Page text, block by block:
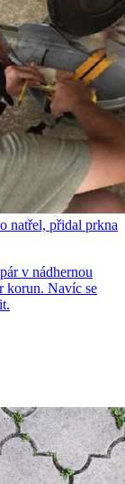
natřel, přidal prkna
v nádhernou
korun. Navíc se